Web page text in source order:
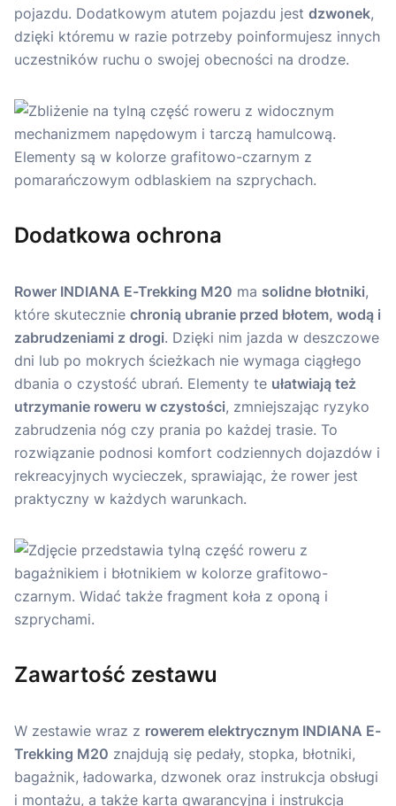
pojazdu. Dodatkowym atutem pojazdu jest dzwonek,
dzięki któremu w razie potrzeby poinformujesz innych
uczestników ruchu o swojej obecności na drodze.
Dodatkowa ochrona
Rower INDIANA E-Trekking M20 ma solidne błotniki,
które skutecznie chronią ubranie przed błotem, wodą i
zabrudzeniami z drogi. Dzięki nim jazda w deszczowe
dni lub po mokrych ścieżkach nie wymaga ciągłego
dbania o czystość ubrań. Elementy te ułatwiają też
utrzymanie roweru w czystości, zmniejszając ryzyko
zabrudzenia nóg czy prania po każdej trasie. To
rozwiązanie podnosi komfort codziennych dojazdów i
rekreacyjnych wycieczek, sprawiając, że rower jest
praktyczny w każdych warunkach.
Zawartość zestawu
W zestawie wraz z rowerem elektrycznym INDIANA E-
Trekking M20 znajdują się pedały, stopka, błotniki,
bagażnik, ładowarka, dzwonek oraz instrukcja obsługi
i montażu, a także karta gwarancyjna i instrukcja